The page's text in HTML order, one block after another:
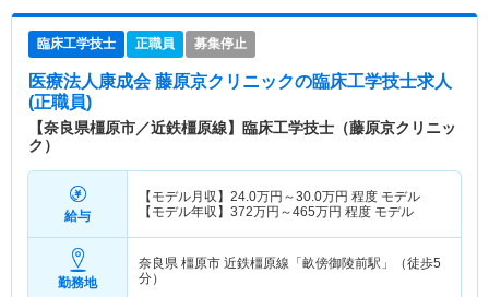
臨床工学技士 正職員 募集停止
医療法人康成会 藤原京クリニックの臨床工学技士求人
(正職員)
【奈良県橿原市／近鉄橿原線】臨床工学技士（藤原京クリニッ
ク）
給与
【モデル月収】 24.0万円～30.0万円 程度 モデル
【モデル年収】 372万円～465万円 程度 モデル
勤務地
奈良県 橿原市 近鉄橿原線「畝傍御陵前駅」（徒歩5
分）